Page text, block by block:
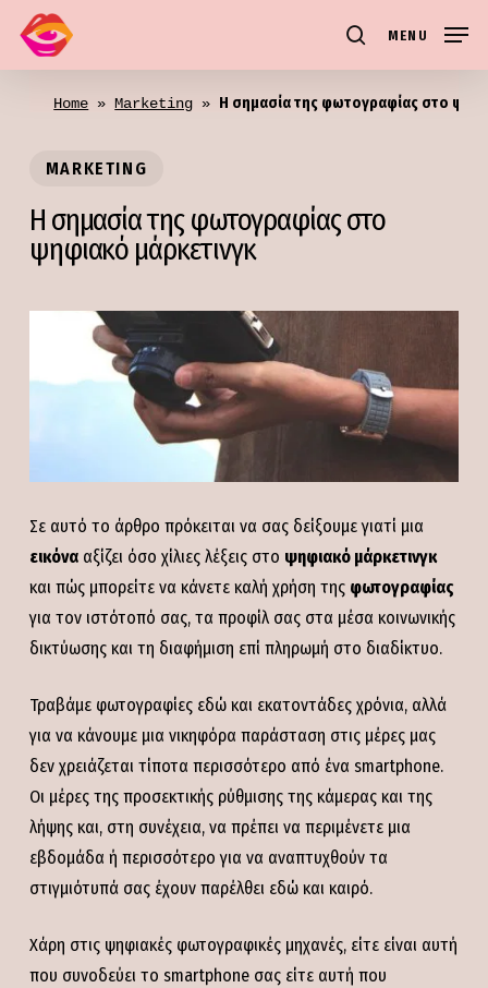
main
content
search
MENU
Home » Marketing » Η σημασία της φωτογραφίας στο
MARKETING
Η σημασία της φωτογραφίας στο
ψηφιακό μάρκετινγκ
Σε αυτό το άρθρο πρόκειται να σας δείξουμε γιατί μια
εικόνααξίζει όσο χίλιες λέξεις στο ψηφιακό μάρκετινγκ
και πώς μπορείτε να κάνετε καλή χρήση της φωτογραφίας
για τον ιστότοπό σας, τα προφίλ σας στα μέσα κοινωνικής
δικτύωσης και τη διαφήμιση επί πληρωμή στο διαδίκτυο.
Τραβάμε φωτογραφίες εδώ και εκατοντάδες χρόνια, αλλά
για να κάνουμε μια νικηφόρα παράσταση στις μέρες μας
δεν χρειάζεται τίποτα περισσότερο από ένα smartphone.
Οι μέρες της προσεκτικής ρύθμισης της κάμερας και της
λήψης και, στη συνέχεια, να πρέπει να περιμένετε μια
εβδομάδα ή περισσότερο για να αναπτυχθούν τα
στιγμιότυπά σας έχουν παρέλθει εδώ και καιρό.
Χάρη στις ψηφιακές φωτογραφικές μηχανές, είτε είναι αυτή
που συνοδεύει το smartphone σας είτε αυτή που